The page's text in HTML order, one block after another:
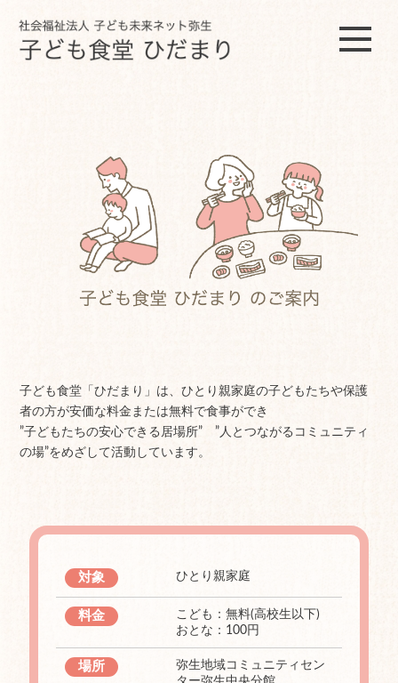
子ども食堂「ひだまり」は、ひとり親家庭の子どもたちや保護
者の方が安価な料金または無料で食事ができ
”子どもたちの安心できる居場所” ”人とつながるコミュニティ
の場”をめざして活動しています。
対象 ひとり親家庭
料金
こども：無料(高校生以下)
おとな：100円
場所
弥生地域コミュニティセン